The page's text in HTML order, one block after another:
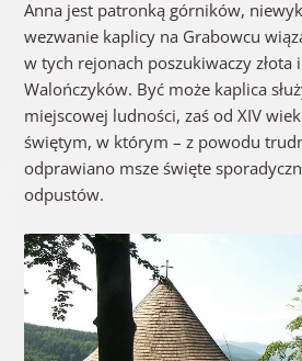
Anna jest patronką górników,
wezwanie kaplicy na Grabowcu
w tych rejonach poszukiwaczy złota
Walończyków. Być może kaplica
miejscowej ludności, zaś od XIV
świętym, w którym – z powodu
odprawiano msze święte
odpustów.